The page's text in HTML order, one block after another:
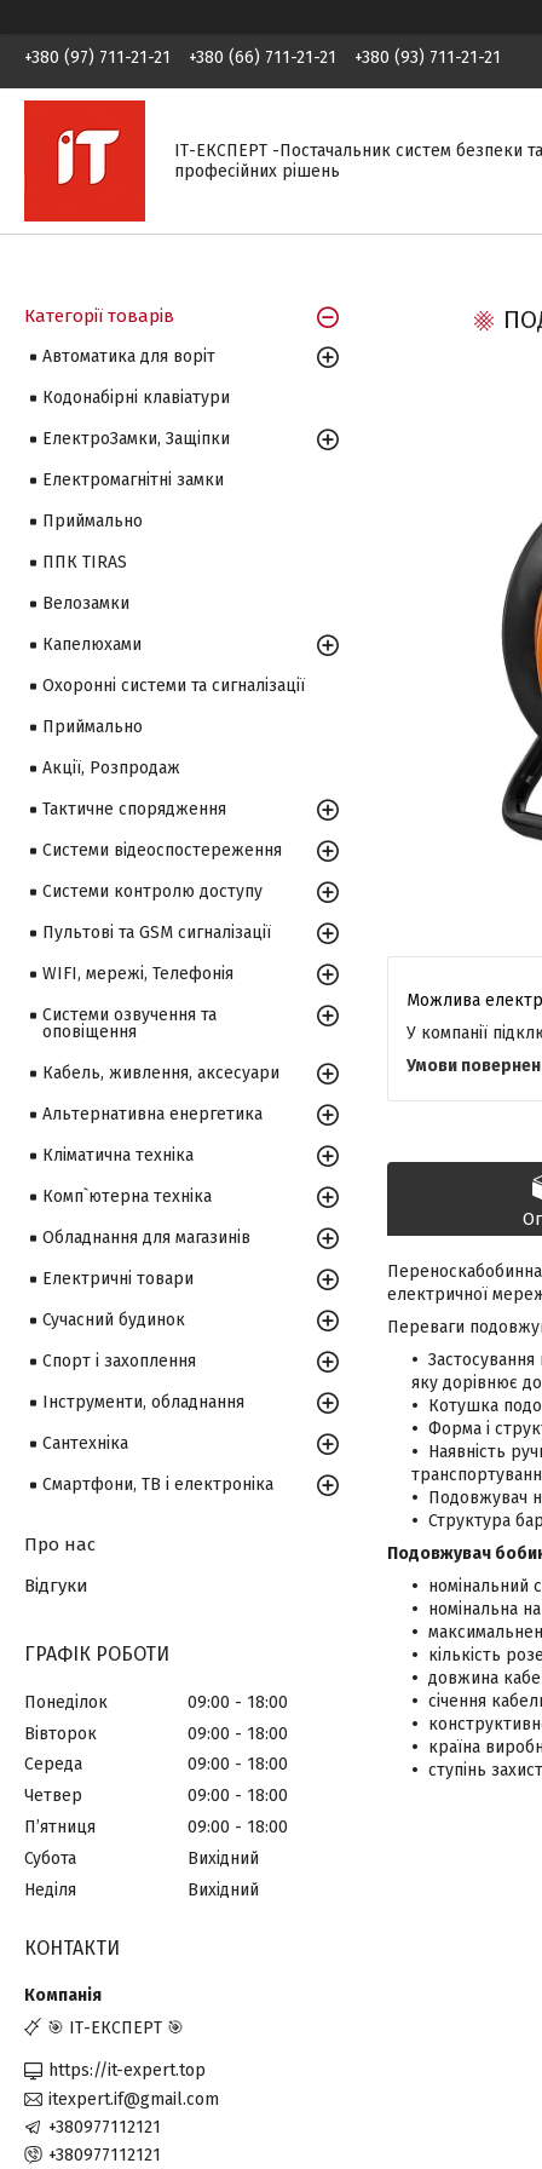
+380 (97) 711-21-21 +380 (66) 711-21-21 +380 (93) 711-21-21
ІТ-ЕКСПЕРТ -Постачальник систем безпеки та
професійних рішень
У компанії
електричної
Переваги
яку дорівнює
Котушка
Форма і
Наявність
Подовжувач
Структура
Подовжувач
номінальний
номінальна
кількість
довжина
січення
країна
ступінь
Категорії товарів
Автоматика для воріт
Кодонабірні клавіатури
ЕлектроЗамки, Защіпки
Електромагнітні замки
Приймально
ППК TIRAS
Велозамки
Капелюхами
Охоронні системи та сигналізації
Приймально
Акції, Розпродаж
Тактичне спорядження
Системи відеоспостереження
Системи контролю доступу
Пультові та GSM сигналізації
WIFI, мережі, Телефонія
Системи озвучення та
оповіщення
Кабель, живлення, аксесуари
Альтернативна енергетика
Кліматична техніка
Комп`ютерна техніка
Обладнання для магазинів
Електричні товари
Сучасний будинок
Спорт і захоплення
Інструменти, обладнання
Сантехніка
Смартфони, ТВ і електроніка
Про нас
Відгуки
ГРАФІК РОБОТИ
Понеділок 09:00
18:00
Вівторок
09:00
18:00
Середа
09:00
18:00
Четвер
09:00
18:00
Пʼятниця
09:00
18:00
Субота
Вихідний
Неділя
Вихідний
КОНТАКТИ
🎯 ІТ-ЕКСПЕРТ 🎯
https://it-expert.top
itexpert.if@gmail.com
+380977112121
+380977112121